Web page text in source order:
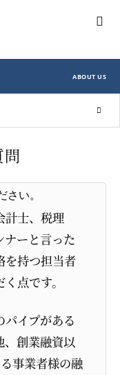
ABOUT US
問
い。
計士、税理
ナーと言った
を持つ担当者
点です。
パイプがある
、創業融資以
事業者様の融